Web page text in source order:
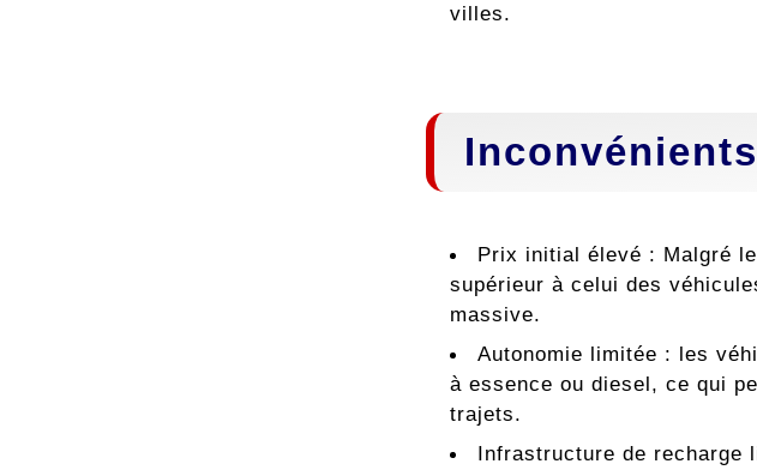
villes.
Prix ​​initial élevé : Malgré
supérieur à celui des
massive.
Autonomie limitée : les
à essence ou diesel, ce qui
trajets.
Infrastructure de recharge